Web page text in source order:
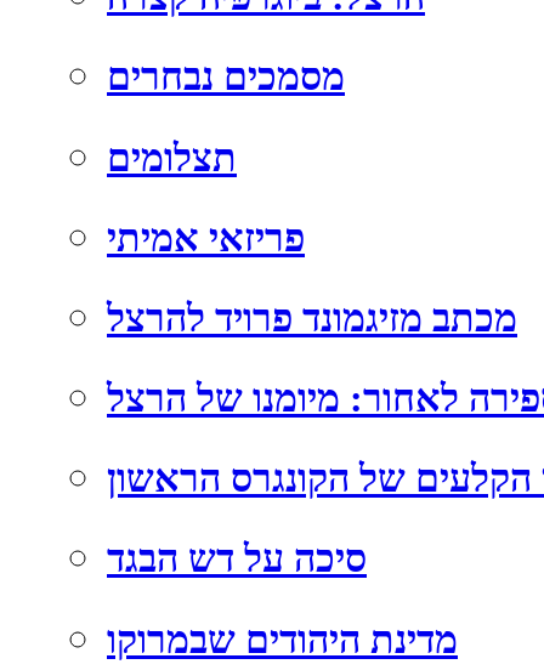
מסמכים נבחרים
תצלומים
פריזאי אמיתי
מכתב מזיגמונד פרויד להרצל
לאחור: מיומנו של הרצל
הקלעים של הקונגרס הראשון
סיכה על דש הבגד
מדינת היהודים שבמרוקו